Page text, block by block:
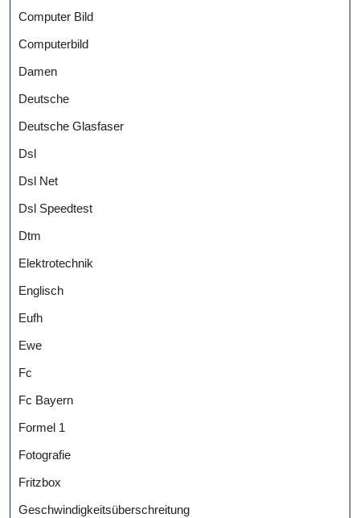
Computer Bild
Computerbild
Damen
Deutsche
Deutsche Glasfaser
Dsl
Dsl Net
Dsl Speedtest
Dtm
Elektrotechnik
Englisch
Eufh
Ewe
Fc
Fc Bayern
Formel 1
Fotografie
Fritzbox
Geschwindigkeitsüberschreitung